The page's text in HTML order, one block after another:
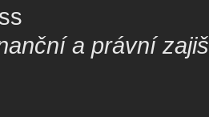
a právní